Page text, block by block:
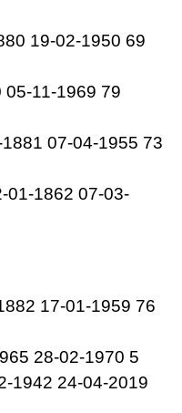
19-02-1950 69
05-11-1969 79
07-04-1955 73
01-1862 07-03-
17-01-1959 76
28-02-1970 5
1942 24-04-2019